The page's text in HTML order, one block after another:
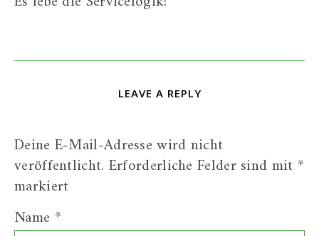
LEAVE A REPLY
Deine E-Mail-Adresse wird nicht
veröffentlicht. Erforderliche Felder sind mit*
markiert
Name *